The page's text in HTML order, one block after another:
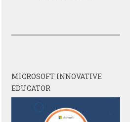
MICROSOFT INNOVATIVE
EDUCATOR